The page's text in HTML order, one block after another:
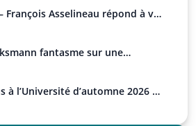
François Asselineau répond à vos
fantasme sur une
à l’Université d’automne 2026 de